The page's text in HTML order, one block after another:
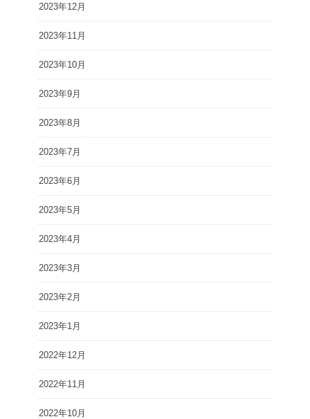
2023年12月
2023年11月
2023年10月
2023年9月
2023年8月
2023年7月
2023年6月
2023年5月
2023年4月
2023年3月
2023年2月
2023年1月
2022年12月
2022年11月
2022年10月